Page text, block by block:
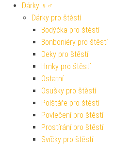
Dárky ♀♂
Dárky pro štěstí
Bodýčka pro štěstí
Bonboniéry pro štěstí
Deky pro štěstí
Hrnky pro štěstí
Ostatní
Osušky pro štěstí
Polštáře pro štěstí
Povlečení pro štěstí
Prostírání pro štěstí
Svíčky pro štěstí